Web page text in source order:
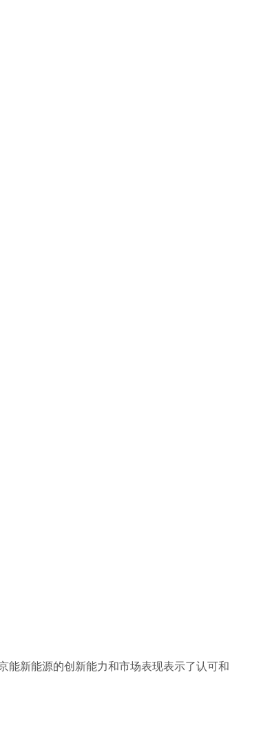
能新能源的创新能力和市场表现表示了认可和